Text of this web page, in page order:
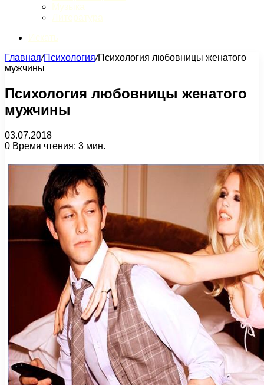
Главная/Психология/Психология любовницы женатого
мужчины
Психология любовницы женатого
мужчины
03.07.2018
0 Время чтения: 3 мин.